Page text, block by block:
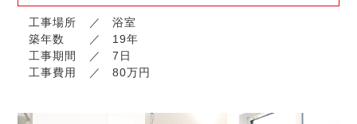
工事場所
浴室
築年数
19年
工事期間
7日
工事費用
80万円